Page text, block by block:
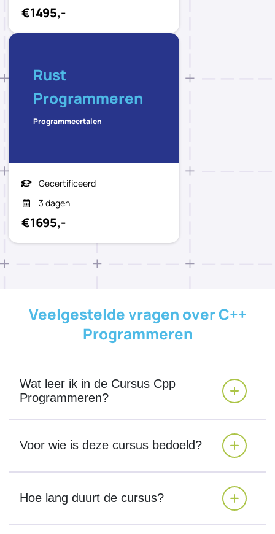
€1495,-
Rust
Programmeren
Programmeertalen
Gecertificeerd
3 dagen
€1695,-
Veelgestelde vragen over C++
Programmeren
Wat leer ik in de Cursus Cpp
Programmeren?
Voor wie is deze cursus bedoeld?
Hoe lang duurt de cursus?